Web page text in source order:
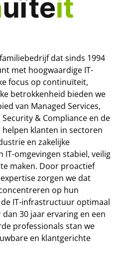
dat sinds 1994
met hoogwaardige IT-
focus op continuïteit,
betrokkenheid bieden we
van Managed Services,
& Compliance en de
klanten in sectoren
en zakelijke
omgevingen stabiel, veilig
maken. Door proactief
zorgen we dat
op hun
IT-infrastructuur optimaal
30 jaar ervaring en een
professionals stan we
en klantgerichte